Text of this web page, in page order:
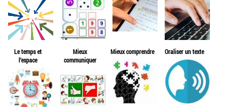
Le temps et
l'espace
Mieux
communiquer
Mieux comprendre Oraliser un texte